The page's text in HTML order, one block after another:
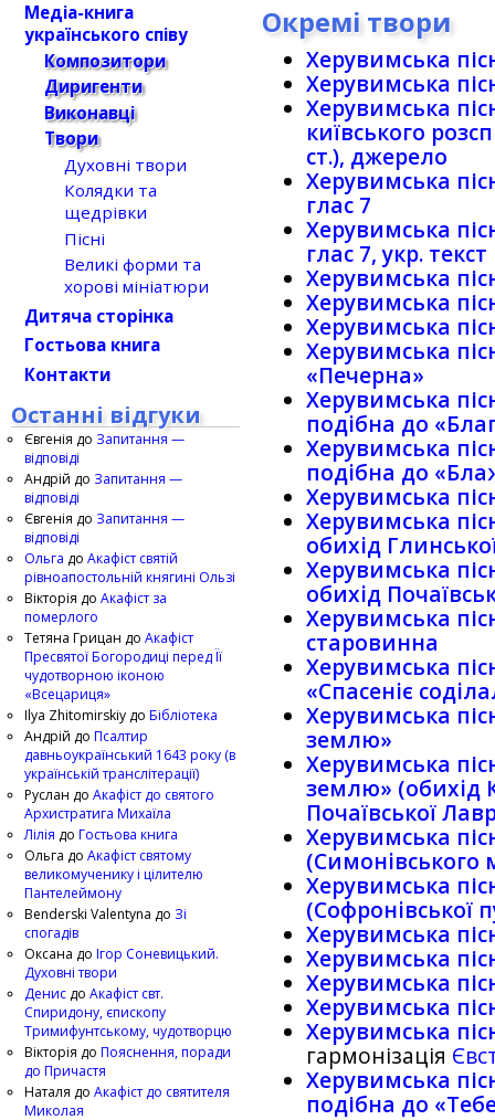
Окремі твори
Херувимська
Херувимська
Херувимська
київського
ст.), джерело
Херувимська
глас 7
Херувимська
глас 7, укр. текст
Херувимська
Херувимська
Херувимська
Херувимська
«Печерна»
Херувимська
подiбна до
Херувимська
подiбна до
Херувимська
Херувимська
обихiд
Херувимська
обихiд
Херувимська
старовинна
Херувимська
«Спасенiє
Херувимська
землю»
Херувимська
землю» (обихiд
Почаївської
Херувимська
(Симонiвського
Херувимська
(Софронiвської
Херувимська
Херувимська
Херувимська
Херувимська
Херувимська
гармонізація
Херувимська
подібна до
Медіа-книга
українського співу
Композитори
Диригенти
Виконавці
Твори
Духовні твори
Колядки та
щедрівки
Пісні
Великі форми та
хорові мініатюри
Дитяча сторінка
Гостьова книга
Контакти
Останні відгуки
Євгенія до Запитання —
відповіді
Андрій до Запитання —
відповіді
Євгенія до Запитання —
відповіді
Ольга до Акафіст святій
рівноапостольній княгині Ользі
Вікторія до Акафіст за
померлого
Тетяна Грицан до Акафіст
Пресвятої Богородиці перед Її
чудотворною іконою
«Всецариця»
Ilya Zhitomirskiy до Бібліотека
Андрій до Псалтир
давньоукраїнський 1643 року (в
українській транслітерації)
Руслан до Акафіст до святого
Архистратига Михаїла
Лілія до Гостьова книга
Ольга до Акафіст святому
великомученику і цілителю
Пантелеймону
Benderski Valentyna до Зі
спогадів
Оксана до Ігор Соневицький.
Духовні твори
Денис до Акафіст свт.
Спиридону, єпископу
Тримифунтському, чудотворцю
Вікторія до Пояснення, поради
до Причастя
Наталя до Акафіст до святителя
Миколая